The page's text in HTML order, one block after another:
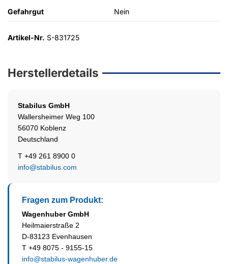
Gefahrgut Nein
Artikel-Nr. S-831725
Herstellerdetails
Stabilus GmbH
Wallersheimer Weg 100
56070 Koblenz
Deutschland
T +49 261 8900 0
info@stabilus.com
Fragen zum Produkt:
Wagenhuber GmbH
Heilmaierstraße 2
D-83123 Evenhausen
T +49 8075 - 9155-15
info@stabilus-wagenhuber.de